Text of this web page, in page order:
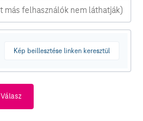
Kép beillesztése linken keresztül
Válasz